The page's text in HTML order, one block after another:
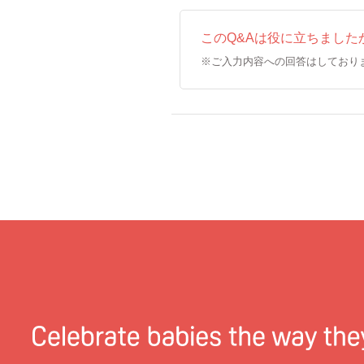
このQ&Aは役に立ちました
※ご入力内容への回答はしており